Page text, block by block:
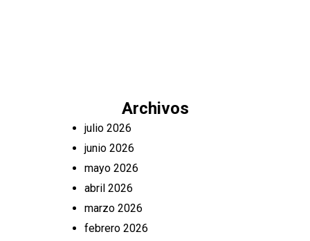
Archivos
julio 2026
junio 2026
mayo 2026
abril 2026
marzo 2026
febrero 2026